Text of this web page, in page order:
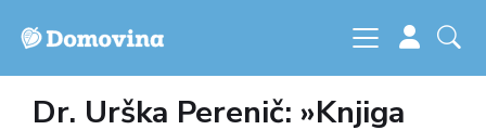
Dr. Urška Perenič: »Knjiga